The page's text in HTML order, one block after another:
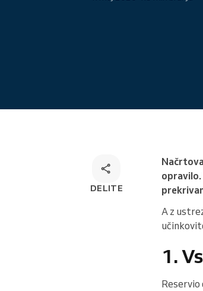
DELITE
opravilo.
A z
1.
Reservio